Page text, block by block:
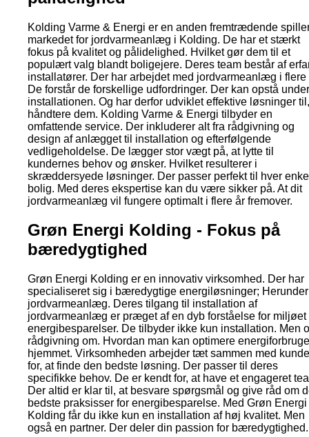
Kolding Varme & Energi er en anden fremtrædende
markedet for jordvarmeanlæg i Kolding. De har et stærkt
fokus på kvalitet og pålidelighed. Hvilket gør dem til et
populært valg blandt boligejere. Deres team består af
installatører. Der har arbejdet med jordvarmeanlæg i flere
De forstår de forskellige udfordringer. Der kan opstå under
installationen. Og har derfor udviklet effektive løsninger
håndtere dem. Kolding Varme & Energi tilbyder en
omfattende service. Der inkluderer alt fra rådgivning og
design af anlægget til installation og efterfølgende
vedligeholdelse. De lægger stor vægt på, at lytte til
kundernes behov og ønsker. Hvilket resulterer i
skræddersyede løsninger. Der passer perfekt til hver
bolig. Med deres ekspertise kan du være sikker på. At dit
jordvarmeanlæg vil fungere optimalt i flere år fremover.
Grøn Energi Kolding - Fokus på
bæredygtighed
Grøn Energi Kolding er en innovativ virksomhed. Der har
specialiseret sig i bæredygtige energiløsninger; Herunder
jordvarmeanlæg. Deres tilgang til installation af
jordvarmeanlæg er præget af en dyb forståelse for miljøet
energibesparelser. De tilbyder ikke kun installation. Men
rådgivning om. Hvordan man kan optimere
hjemmet. Virksomheden arbejder tæt sammen med
for, at finde den bedste løsning. Der passer til deres
specifikke behov. De er kendt for, at have et engageret
Der altid er klar til, at besvare spørgsmål og give råd om
bedste praksisser for energibesparelse. Med Grøn Energi
Kolding får du ikke kun en installation af høj kvalitet. Men
også en partner. Der deler din passion for bæredygtighed.